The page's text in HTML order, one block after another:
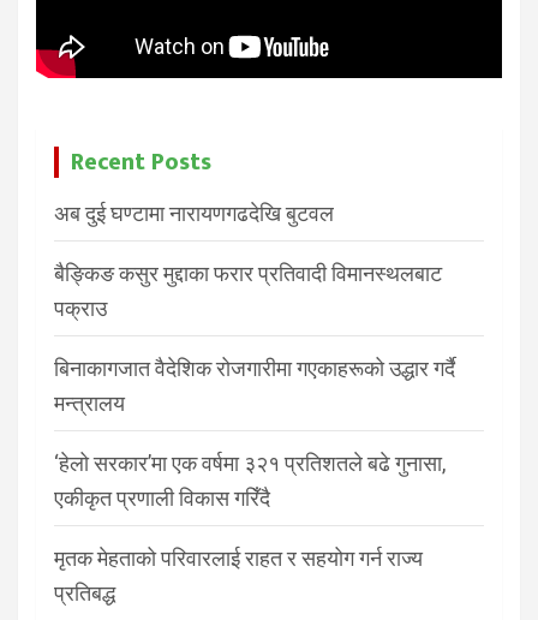
Recent Posts
अब दुई घण्टामा नारायणगढदेखि बुटवल
बैङ्किङ कसुर मुद्दाका फरार प्रतिवादी विमानस्थलबाट
पक्राउ
बिनाकागजात वैदेशिक रोजगारीमा गएकाहरूको उद्धार गर्दै
मन्त्रालय
‘हेलो सरकार’मा एक वर्षमा ३२१ प्रतिशतले बढे गुनासा,
एकीकृत प्रणाली विकास गरिँदै
मृतक मेहताको परिवारलाई राहत र सहयोग गर्न राज्य
प्रतिबद्ध